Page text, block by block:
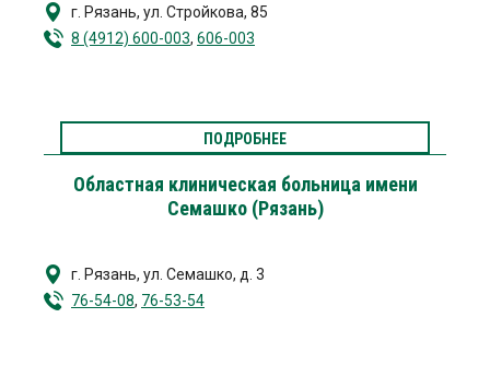
г. Рязань, ул. Стройкова, 85
8 (4912) 600-003, 606-003
ПОДРОБНЕЕ
Областная клиническая больница имени
Семашко (Рязань)
г. Рязань, ул. Семашко, д. 3
76-54-08, 76-53-54